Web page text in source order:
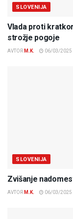
SLOVENIJA
Vlada proti
strožje pogoje
AVTOR M.K. 06/03/2025
SLOVENIJA
Zvišanje
AVTOR M.K. 06/03/2025